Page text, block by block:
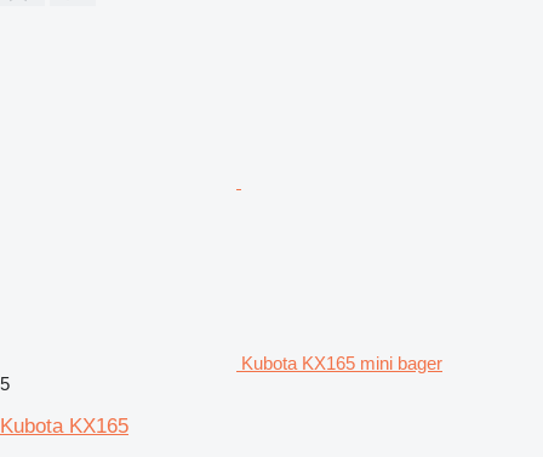
Kubota KX165 mini bager
5
Kubota KX165